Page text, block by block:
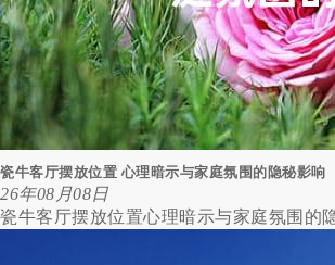
瓷牛客厅摆放位置 心理暗示与家庭氛围的隐秘影响
26年08月08日
瓷牛客厅摆放位置心理暗示与家庭氛围的